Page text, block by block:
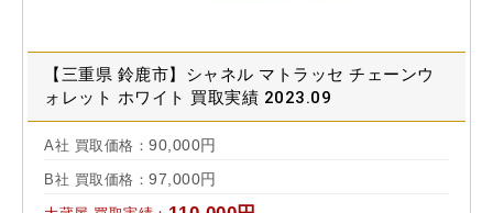
【三重県 鈴鹿市】シャネル マトラッセ チェーンウ
ォレット ホワイト 買取実績 2023.09
A社 買取価格： 90,000円
B社 買取価格： 97,000円